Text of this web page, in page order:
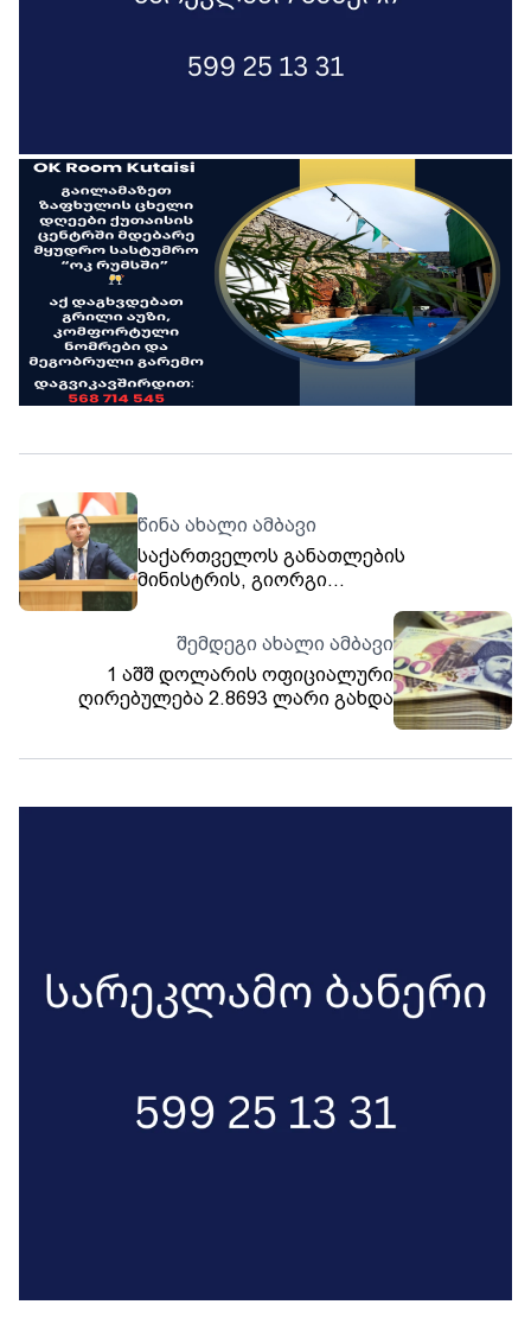
წინა ახალი ამბავი
საქართველოს განათლების
მინისტრის, გიორგი
წლის 1-ელი ივლისიდან სრული
დატვირთვის პირობებში, საჯარო
სკოლების მასწავლებლების ხელფასი,
სტატუსის მიუხედავად, საშუალოდ 500
შემდეგი ახალი ამბავი
1 აშშ დოლარის ოფიციალური
ღირებულება 2.8693 ლარი გახდა